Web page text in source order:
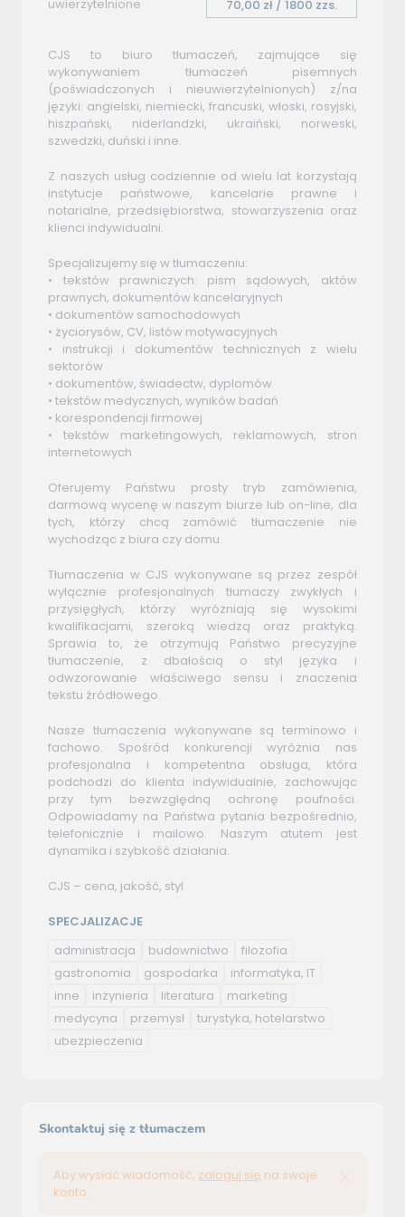
uwierzytelnione 70,00 zł / 1800 zzs.
CJS to biuro tłumaczeń, zajmujące się
wykonywaniem tłumaczeń pisemnych
(poświadczonych i nieuwierzytelnionych) z/na
języki: angielski, niemiecki, francuski, włoski, rosyjski,
hiszpański, niderlandzki, ukraiński, norweski,
szwedzki, duński i inne.
Z naszych usług codziennie od wielu lat korzystają
instytucje państwowe, kancelarie prawne i
notarialne, przedsiębiorstwa, stowarzyszenia oraz
klienci indywidualni.
Specjalizujemy się w tłumaczeniu:
• tekstów prawniczych: pism sądowych, aktów
prawnych, dokumentów kancelaryjnych
• dokumentów samochodowych
• życiorysów, CV, listów motywacyjnych
• instrukcji i dokumentów technicznych z wielu
sektorów
• dokumentów, świadectw, dyplomów
• tekstów medycznych, wyników badań
• korespondencji firmowej
• tekstów marketingowych, reklamowych, stron
internetowych
Oferujemy Państwu prosty tryb zamówienia,
darmową wycenę w naszym biurze lub on-line, dla
tych, którzy chcą zamówić tłumaczenie nie
wychodząc z biura czy domu.
Tłumaczenia w CJS wykonywane są przez zespół
wyłącznie profesjonalnych tłumaczy zwykłych i
przysięgłych, którzy wyróżniają się wysokimi
kwalifikacjami, szeroką wiedzą oraz praktyką.
Sprawia to, że otrzymują Państwo precyzyjne
tłumaczenie, z dbałością o styl języka i
odwzorowanie właściwego sensu i znaczenia
tekstu źródłowego.
Nasze tłumaczenia wykonywane są terminowo i
fachowo. Spośród konkurencji wyróżnia nas
profesjonalna i kompetentna obsługa, która
podchodzi do klienta indywidualnie, zachowując
przy tym bezwzględną ochronę poufności.
Odpowiadamy na Państwa pytania bezpośrednio,
telefonicznie i mailowo. Naszym atutem jest
dynamika i szybkość działania.
CJS – cena, jakość, styl
SPECJALIZACJE
administracja
budownictwo
filozofia
gastronomia
gospodarka
informatyka, IT
inne
inżynieria literatura
marketing
medycyna
przemysł
turystyka, hotelarstwo
ubezpieczenia
Skontaktuj się z tłumaczem
Aby wysłać wiadomość, zaloguj się na swoje
konto.